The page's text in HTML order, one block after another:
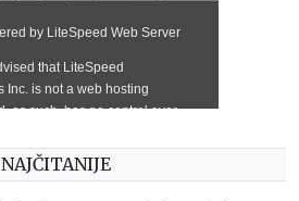
NAJČITANIJE